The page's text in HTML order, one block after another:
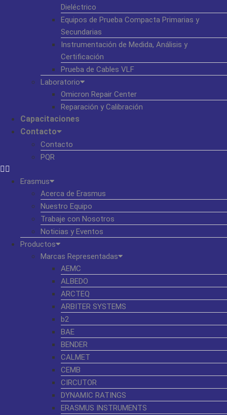
Dieléctrico
Equipos de Prueba Compacta Primarias y
Secundarias
Instrumentación de Medida, Análisis y
Certificación
Prueba de Cables VLF
Laboratorio
Omicron Repair Center
Reparación y Calibración
Capacitaciones
Contacto
Contacto
PQR
Erasmus
Acerca de Erasmus
Nuestro Equipo
Trabaje con Nosotros
Noticias y Eventos
Productos
Marcas Representadas
AEMC
ALBEDO
ARCTEQ
ARBITER SYSTEMS
b2
BAE
BENDER
CALMET
CEMB
CIRCUTOR
DYNAMIC RATINGS
ERASMUS INSTRUMENTS